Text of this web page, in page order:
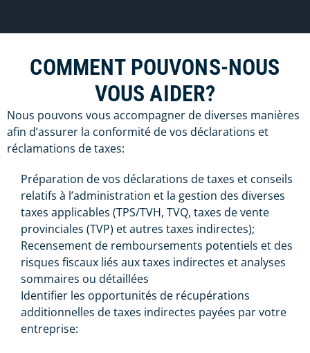
COMMENT POUVONS-NOUS
VOUS AIDER?
Nous pouvons vous accompagner de diverses manières
afin d’assurer la conformité de vos déclarations et
réclamations de taxes:
Préparation de vos déclarations de taxes et conseils
relatifs à l’administration et la gestion des diverses
taxes applicables (TPS/TVH, TVQ, taxes de vente
provinciales (TVP) et autres taxes indirectes);
Recensement de remboursements potentiels et des
risques fiscaux liés aux taxes indirectes et analyses
sommaires ou détaillées
Identifier les opportunités de récupérations
additionnelles de taxes indirectes payées par votre
entreprise: